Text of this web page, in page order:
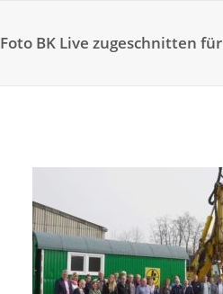
Foto BK Live zugeschnitten